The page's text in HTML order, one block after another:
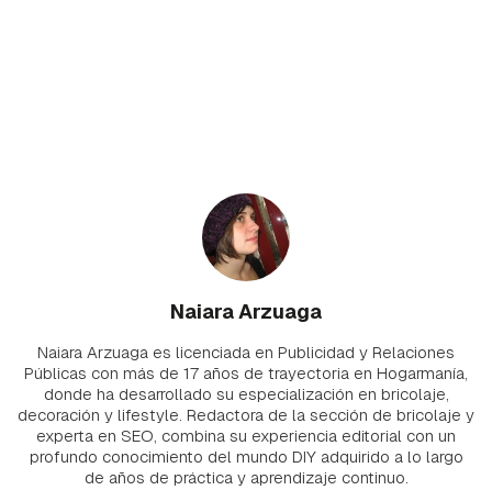
Naiara Arzuaga
Naiara Arzuaga es licenciada en Publicidad y Relaciones
Públicas con más de 17 años de trayectoria en Hogarmanía,
donde ha desarrollado su especialización en bricolaje,
decoración y lifestyle. Redactora de la sección de bricolaje y
experta en SEO, combina su experiencia editorial con un
profundo conocimiento del mundo DIY adquirido a lo largo
de años de práctica y aprendizaje continuo.